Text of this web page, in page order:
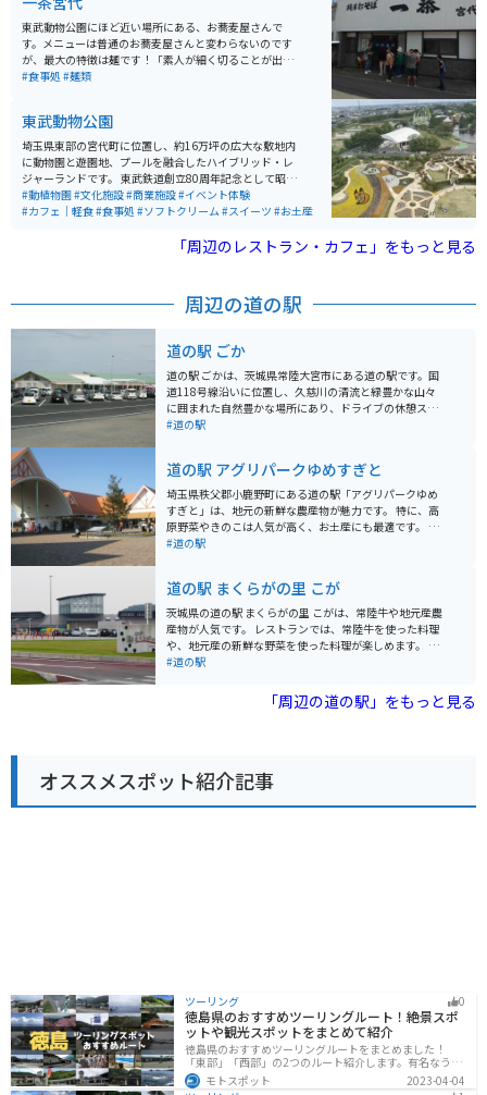
の道路はほぼ動かない状況です。幸手は元々宿場町とし
て栄えた町のため、商店街を通ってくると宿場町時代か
ら残る建物も見ることが出来るので、ちょっとした観光
気分にもなれます。 紫陽花や彼岸花も植えてあるため、
春の桜以外も、一年を通し四季折々で異なる花を楽しむ
東武動物公園にほど近い場所にある、お蕎麦屋さんで
す。メニューは普通のお蕎麦屋さんと変わらないのです
が、最大の特徴は麺です！「素人が細く切ることが出来
ず、うどんのように太くなってしまった蕎麦」を見事に
#食事処 #麺類
東武動物公園
埼玉県東部の宮代町に位置し、約16万坪の広大な敷地内
に動物園と遊園地、プールを融合したハイブリッド・レ
ジャーランドです。 東武鉄道創立80周年記念として昭和
56年3月28日に開園しました。 動物園という名前です
が、動物以外のレジャー施設も充実しているので、遊ぼ
#動植物園#文化施設#商業施設#イベント体験
#カフェ｜軽食#食事処 #ソフトクリーム#スイーツ #お土産
「周辺のレストラン・カフェ」をもっと見る
周辺の道の駅
道の駅 ごか
道の駅 ごかは、茨城県常陸大宮市にある道の駅です。国
道118号線沿いに位置し、久慈川の清流と緑豊かな山々
に囲まれた自然豊かな場所にあり、ドライブの休憩スポ
ットとして人気があります。 地元の農産物直売所では、
甘さが特徴で、お土産におすすめです。また、レストラ
ンでは、地元産の食材を使った料理を楽しむことができ
ます。 バイクで訪れる場合、道の駅 ごかは、駐車場も広
く、休憩しやすい環境が整っています。国道118号線
は、奥久慈の山々を走るワインディングロードとしても
ており、自然を満喫できるスポットとして人気がありま
す。
#道の駅
道の駅 アグリパークゆめすぎと
埼玉県秩父郡小鹿野町にある道の駅「アグリパークゆめ
すぎと」は、地元の新鮮な農産物が魅力です。 特に、高
原野菜やきのこは人気が高く、お土産にも最適です。 併
設のレストランでは、地元食材を使った料理を楽しむこ
できる国道299号線沿いに位置しているため、ツーリン
グの休憩スポットとしても最適です。 周辺には、長瀞渓
谷や三峰神社などの観光スポットもあり、自然豊かな景
色を楽しむことができます。
#道の駅
道の駅 まくらがの里 こが
茨城県の道の駅 まくらがの里 こがは、常陸牛や地元産農
産物が人気です。 レストランでは、常陸牛を使った料理
や、地元産の新鮮な野菜を使った料理が楽しめます。 お
土産には、常陸牛の加工品や、地元産の農産物を使った
場も広く、休憩場所としても最適です。 周辺には、ゴル
フ場や温泉施設などもあり、観光拠点としても便利で
#道の駅
「周辺の道の駅」をもっと見る
オススメスポット紹介記事
ツーリング 0
徳島県のおすすめツーリングルート！絶景スポ
ットや観光スポットをまとめて紹介
徳島県のおすすめツーリングルートをまとめました！
「東部」「西部」の2つのルート紹介します。有名なうず
しおや山を中心とした自然豊かなスポットが多数ありま
す。バイクで徳島県にツーリングに行く際は参考にして
モトスポット
2023-04-04